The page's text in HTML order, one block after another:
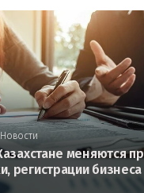
Новости
меняются
регистрации